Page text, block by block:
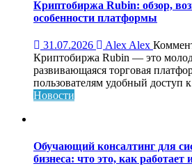
Криптобиржа Rubin: обзор,
особенности платформы
31.07.2026 Alex Alex
Криптобиржа Rubin — это
развивающаяся торговая
пользователям удобный доступ
Новости
Обучающий консалтинг для
бизнеса: что это, как